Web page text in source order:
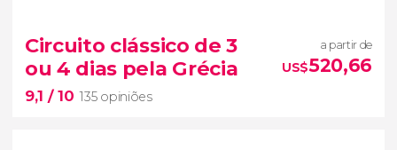
Circuito clássico de 3
ou 4 dias pela Grécia
9,1 / 10 135 opiniões
a partir de
US$520,66